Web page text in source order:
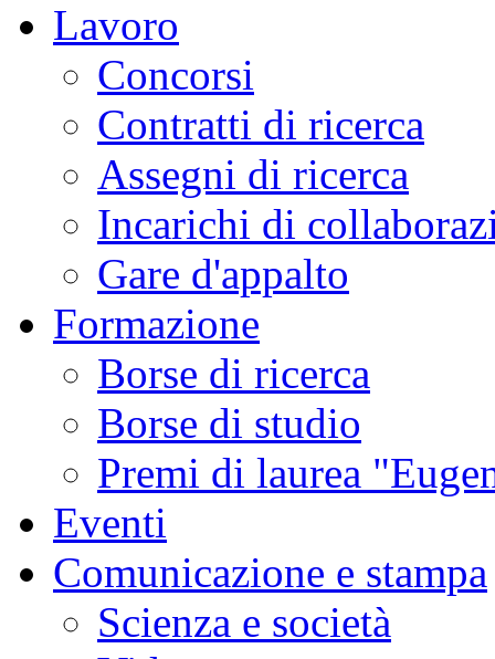
Lavoro
Concorsi
Contratti di ricerca
Assegni di ricerca
Incarichi di
Gare d'appalto
Formazione
Borse di ricerca
Borse di studio
Premi di laurea
Eventi
Comunicazione e stampa
Scienza e società